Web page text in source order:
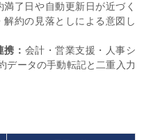
満了日や自動更新日が近づく
約の見落としによる意図し
： 会計・営業支援・人事シ
データの手動転記と二重入力